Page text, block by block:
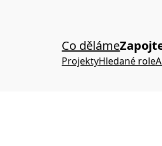
Co děláme
ProjektyHledané role